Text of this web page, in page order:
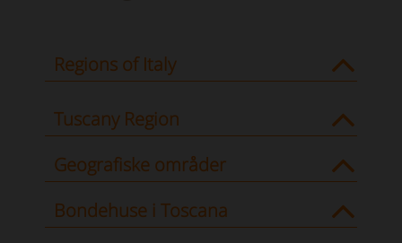
Regions of Italy
Tuscany Region
Geografiske områder
Bondehuse i Toscana